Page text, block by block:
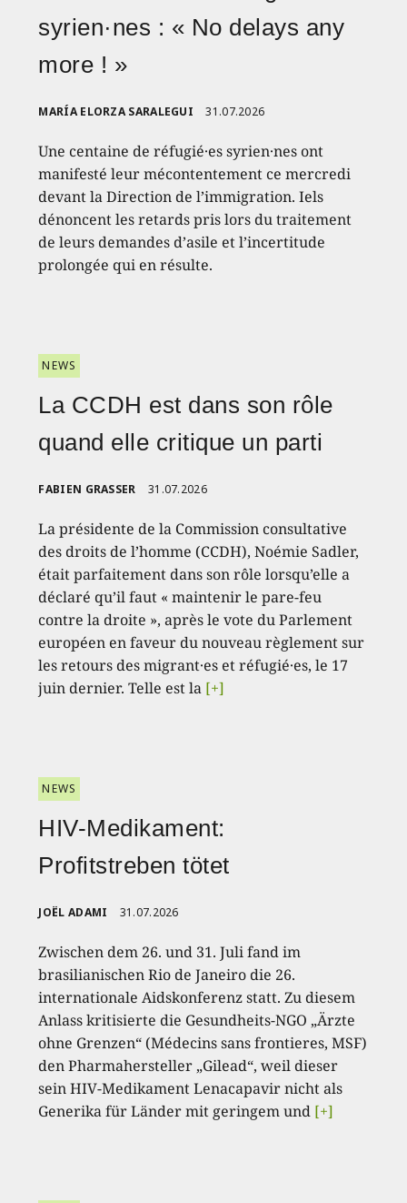
syrien·nes : « No delays any
more ! »
MARÍA ELORZA SARALEGUI 31.07.2026
Une centaine de réfugié·es syrien·nes ont
manifesté leur mécontentement ce mercredi
devant la Direction de l’immigration. Iels
dénoncent les retards pris lors du traitement
de leurs demandes d’asile et l’incertitude
prolongée qui en résulte.
NEWS
La CCDH est dans son rôle
quand elle critique un parti
FABIEN GRASSER 31.07.2026
La présidente de la Commission consultative
des droits de l’homme (CCDH), Noémie Sadler,
était parfaitement dans son rôle lorsqu’elle a
déclaré qu’il faut « maintenir le pare-feu
contre la droite », après le vote du Parlement
européen en faveur du nouveau règlement sur
les retours des migrant·es et réfugié·es, le 17
juin dernier. Telle est la [+]
NEWS
HIV-Medikament:
Profitstreben tötet
JOËL ADAMI 31.07.2026
Zwischen dem 26. und 31. Juli fand im
brasilianischen Rio de Janeiro die 26.
internationale Aidskonferenz statt. Zu diesem
Anlass kritisierte die Gesundheits-NGO „Ärzte
ohne Grenzen“ (Médecins sans frontieres, MSF)
den Pharmahersteller „Gilead“, weil dieser
sein HIV-Medikament Lenacapavir nicht als
Generika für Länder mit geringem und [+]